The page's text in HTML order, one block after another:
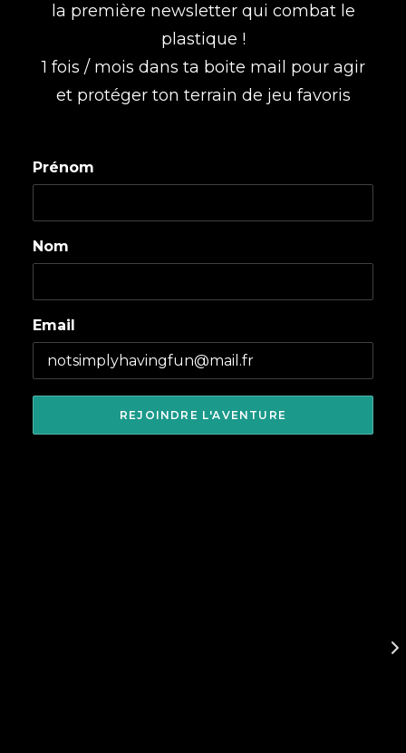
la première newsletter qui combat le
plastique !
1 fois / mois dans ta boite mail pour agir
et protéger ton terrain de jeu favoris
Prénom
Nom
Email